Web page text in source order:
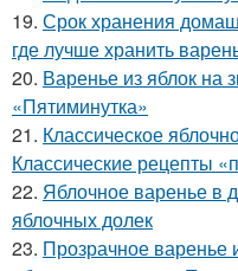
19. Срок хранения
где лучше хранить
20. Варенье из яблок на
«Пятиминутка»
21. Классическое
Классические рецепты
22. Яблочное варенье в
яблочных долек
23. Прозрачное варенье